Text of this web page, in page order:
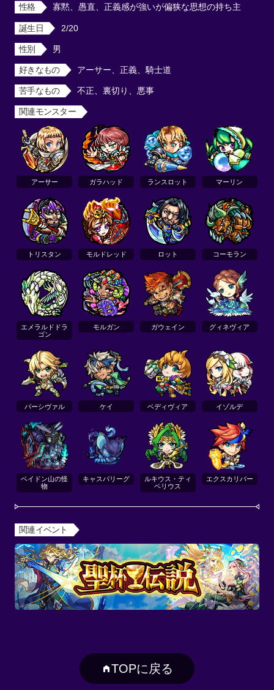
性格 寡黙、愚直、正義感が強いが偏狭な思想の持ち主
誕生日 2/20
性別 男
好きなもの アーサー、正義、騎士道
苦手なもの 不正、裏切り、悪事
関連モンスター
アーサー ガラハッド ランスロット マーリン
トリスタン モルドレッド ロット コーモラン
エメラルドドラ
ゴン
モルガン ガウェイン グィネヴィア
パーシヴァル ケイ ベディヴィア イゾルデ
ベイドン山の怪
物
キャスパリーグ
ルキウス・ティ
ベリウス
エクスカリバー
関連イベント
TOPに戻る